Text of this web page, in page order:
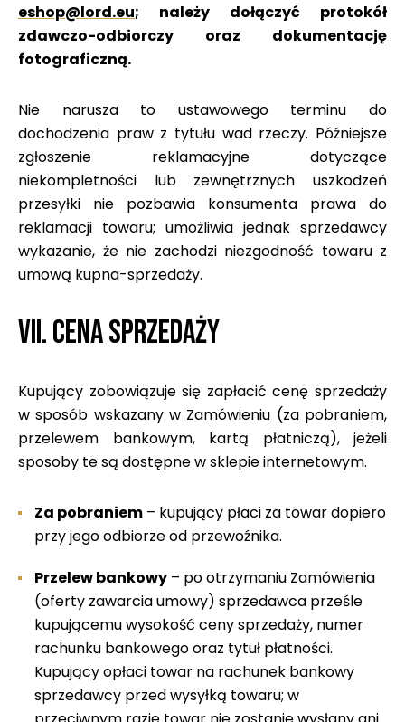
eshop@lord.eu; należy dołączyć protokół
zdawczo-odbiorczy oraz dokumentację
fotograficzną.
Nie narusza to ustawowego terminu do
dochodzenia praw z tytułu wad rzeczy. Późniejsze
zgłoszenie reklamacyjne dotyczące
niekompletności lub zewnętrznych uszkodzeń
przesyłki nie pozbawia konsumenta prawa do
reklamacji towaru; umożliwia jednak sprzedawcy
wykazanie, że nie zachodzi niezgodność towaru z
umową kupna-sprzedaży.
VII. CENA SPRZEDAŻY
Kupujący zobowiązuje się zapłacić cenę sprzedaży
w sposób wskazany w Zamówieniu (za pobraniem,
przelewem bankowym, kartą płatniczą), jeżeli
sposoby te są dostępne w sklepie internetowym.
Za pobraniem – kupujący płaci za towar dopiero
przy jego odbiorze od przewoźnika.
Przelew bankowy – po otrzymaniu Zamówienia
(oferty zawarcia umowy) sprzedawca prześle
kupującemu wysokość ceny sprzedaży, numer
rachunku bankowego oraz tytuł płatności.
Kupujący opłaci towar na rachunek bankowy
sprzedawcy przed wysyłką towaru; w